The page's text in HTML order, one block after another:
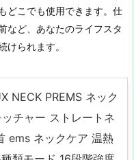
どこでも使用できます。仕
など、あなたのライフスタ
けられます。
NECK PREMS ネック
チャー ストレートネ
ems ネックケア 温熱